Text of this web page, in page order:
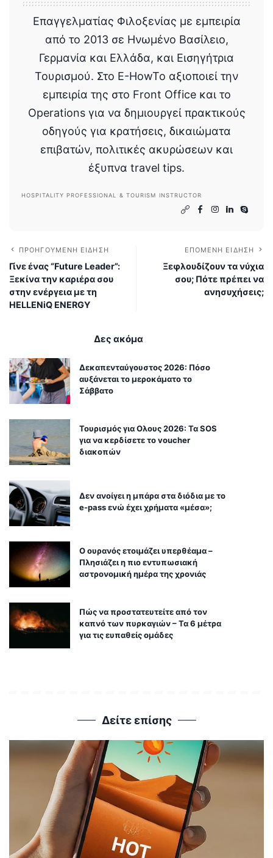
Επαγγελματίας Φιλοξενίας με εμπειρία
από το 2013 σε Ηνωμένο Βασίλειο,
Γερμανία και Ελλάδα, και Εισηγήτρια
Τουρισμού. Στο E-HowTo αξιοποιεί την
εμπειρία της στο Front Office και το
Operations για να δημιουργεί πρακτικούς
οδηγούς για κρατήσεις, δικαιώματα
επιβατών, πολιτικές ακυρώσεων και
έξυπνα travel tips.
HOSPITALITY PROFESSIONAL & TOURISM INSTRUCTOR
ΠΡΟΗΓΟΎΜΕΝΗ ΕΊΔΗΣΗ
Γίνε ένας “Future Leader”:
Ξεκίνα την καριέρα σου
στην ενέργεια με τη
HELLENiQ ENERGY
ΕΠΌΜΕΝΗ ΕΊΔΗΣΗ
Ξεφλουδίζουν τα νύχια
σου; Πότε πρέπει να
ανησυχήσεις;
Δες ακόμα
Δεκαπενταύγουστος 2026: Πόσο
αυξάνεται το μεροκάματο το
Σάββατο
Τουρισμός για Ολους 2026: Τα SOS
για να κερδίσετε το voucher
διακοπών
Δεν ανοίγει η μπάρα στα διόδια με το
e-pass ενώ έχει χρήματα «μέσα»;
Ο ουρανός ετοιμάζει υπερθέαμα –
Πλησιάζει η πιο εντυπωσιακή
αστρονομική ημέρα της χρονιάς
Πώς να προστατευτείτε από τον
καπνό των πυρκαγιών – Τα 6 μέτρα
για τις ευπαθείς ομάδες
Δείτε επίσης